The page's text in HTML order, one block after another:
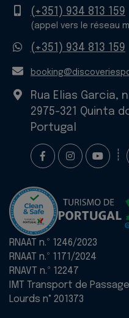
Téléphone
portable
(+351) 934 813 159
(appel vers le réseau
WhatsApp
(+351) 934 813 159
E-
Rua Elias Garcia,
2975-321 Quinta
Portugal
Suivez-
nous
┊
RNAAT n.º 1246/2023
RNAAT n.º 1171/2024
RNAVT n.º 12247
IMT Transport de
Lourds n° 201373